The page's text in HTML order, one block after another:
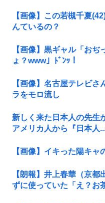
【画像】この若槻千夏
んているの？
【画像】黒ギャル「お
ょ？www」ﾄﾞﾝｯ！
【画像】名古屋テレビ
ラをモロ流し
新しく来た日本人の先生
アメリカ人から『日本人
【画像】イキった陽キャ
【朗報】井上春華（京
ずに使っていた「え？お